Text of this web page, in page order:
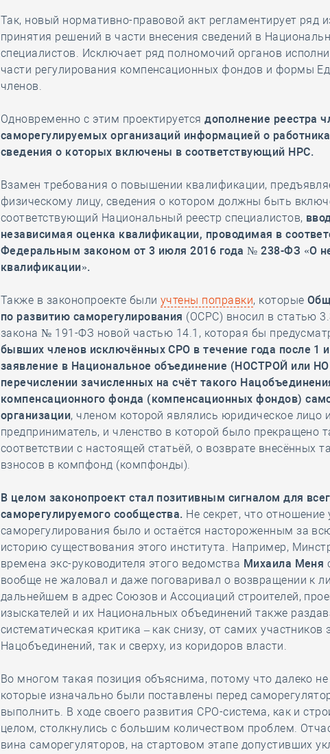
Так, новый нормативно-правовой акт регламентирует ряд
принятия решений в части внесения сведений в
специалистов. Исключает ряд полномочий органов
части регулирования компенсационных фондов и формы
членов.
Одновременно с этим проектируетсядополнение реестра
саморегулируемых организаций информацией о
сведения о которых включены в соответствующий НРС.
Взамен требования о повышении квалификации,
физическому лицу, сведения о котором должны быть
соответствующий Национальный реестр специалистов,
независимая оценка квалификации, проводимая в
Федеральным законом от 3 июля 2016 года № 238-ФЗ «О
квалификации».
Также в законопроекте были учтены поправки, которые
по развитию саморегулирования (ОСРС) вносил в статью
закона № 191-ФЗ новой частью 14.1, которая бы
бывших членов исключённых СРО в течение года после 1
заявление в Национальное объединение (НОСТРОЙ или
перечислении зачисленных на счёт такого
компенсационного фонда (компенсационных фондов)
организации, членом которой являлись юридическое лицо
предприниматель, и членство в которой было прекращено
соответствии с настоящей статьёй, о возврате внесённых
взносов в компфонд (компфонды).
В целом законопроект стал позитивным сигналом для
саморегулируемого сообщества. Не секрет, что отношение
саморегулирования было и остаётся настороженным за
историю существования этого института. Например,
времена экс-руководителя этого ведомства Михаила Меня
вообще не жаловал и даже поговаривал о возвращении к
дальнейшем в адрес Союзов и Ассоциаций строителей,
изыскателей и их Национальных объединений также
систематическая критика – как снизу, от самих участников
Нацобъединений, так и сверху, из коридоров власти.
Во многом такая позиция объяснима, потому что далеко не
которые изначально были поставлены перед
выполнить. В ходе своего развития СРО-система, как и
целом, столкнулись с большим количеством проблем.
вина саморегуляторов, на стартовом этапе допустивших